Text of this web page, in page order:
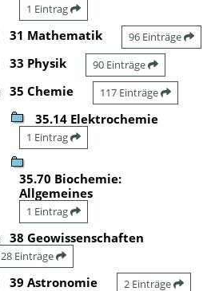
1 Eintrag
31 Mathematik 96 Einträge
33 Physik 90 Einträge
35 Chemie 117 Einträge
35.14 Elektrochemie
1 Eintrag
35.70 Biochemie:
Allgemeines
1 Eintrag
38 Geowissenschaften
28 Einträge
39 Astronomie 2 Einträge